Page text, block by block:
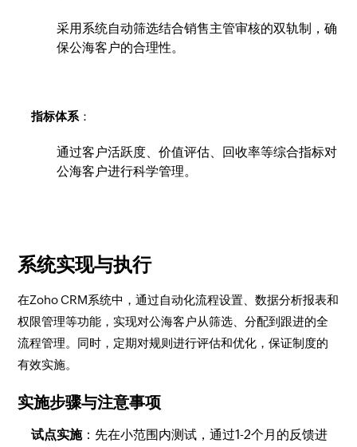
采用系统自动筛选结合销售主管审核的双轨制，确
保公海客户的合理性。
指标体系 ：
通过客户活跃度、价值评估、回收率等综合指标对
公海客户进行科学管理。
系统实现与执行
在Zoho CRM系统中，通过自动化流程设置、数据分析报表和
权限管理等功能，实现对公海客户从筛选、分配到跟进的全
流程管理。同时，定期对规则进行评估和优化，保证制度的
有效实施。
实施步骤与注意事项
试点实施：先在小范围内测试，通过1-2个月的反馈进